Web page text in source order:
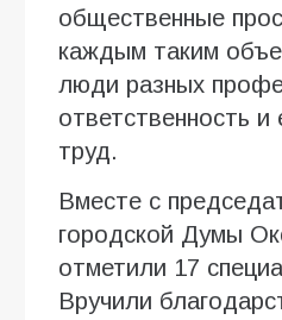
общественные
каждым таким
люди разных
ответственность
труд.
Вместе с
городской Думы
отметили 17
Вручили